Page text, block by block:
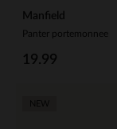
Manfield
Panter portemonnee
19.99